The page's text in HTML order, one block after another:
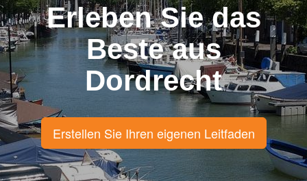
Erleben Sie das
Beste aus
Dordrecht
Erstellen Sie Ihren eigenen Leitfaden